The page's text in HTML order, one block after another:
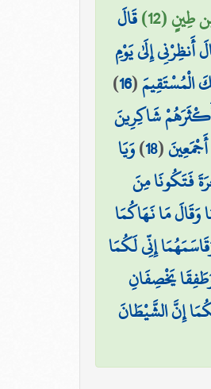
(12)
قَالَ
أَنظِرْنِي إِلَىٰ يَوْمِ
الْمُسْتَقِيمَ(
16
)
شَاكِرِينَ
(
18
)وَيَا
فَتَكُونَا مِنَ
مَا نَهَاكُمَا
إِنِّي لَكُمَا
يَخْصِفَانِ
إِنَّ الشَّيْطَانَ